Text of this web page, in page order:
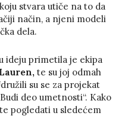
stvara utiče na to da
način, a njeni modeli
dela.
ideju primetila je ekipa
te su joj odmah
su se za projekat
deo umetnosti“. Kako
pogledati u sledećem